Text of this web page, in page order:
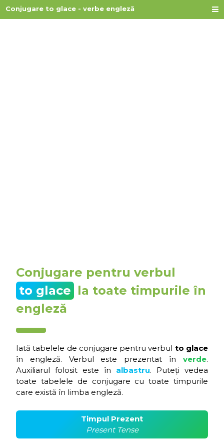
Conjugare to glace - verbe engleză
Conjugare pentru verbul
to glace la toate timpurile în
engleză
Iată tabelele de conjugare pentru verbul to glace
în engleză. Verbul este prezentat în verde.
Auxiliarul folosit este în albastru. Puteți vedea
toate tabelele de conjugare cu toate timpurile
care există în limba engleză.
Timpul Prezent
Present Tense